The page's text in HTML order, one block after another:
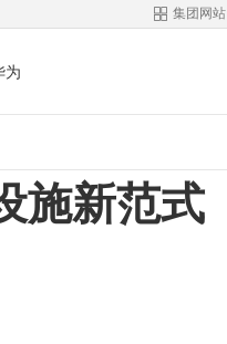
集团网站
为
施新范式